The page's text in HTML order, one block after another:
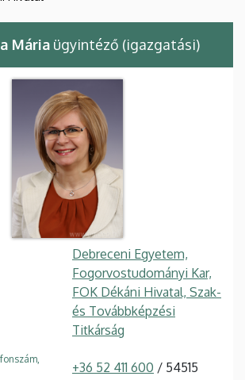
Mária ügyintéző (igazgatási)
Debreceni Egyetem,
Fogorvostudományi Kar,
FOK Dékáni Hivatal, Szak-
és Továbbképzési
Titkárság
+36 52 411 600 / 54515